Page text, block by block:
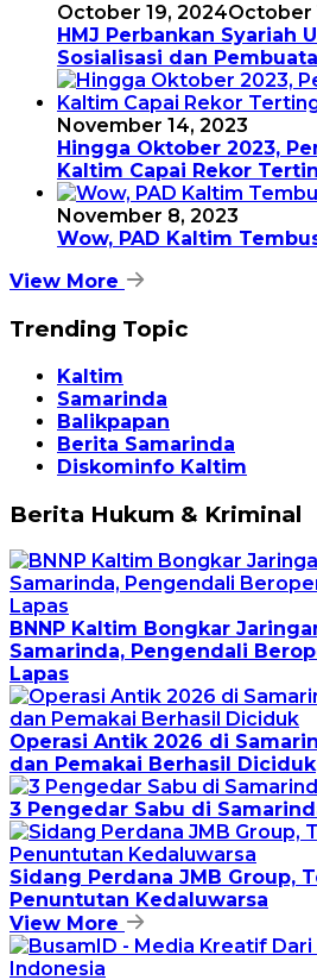
October 19, 2024October
HMJ Perbankan Syariah
Sosialisasi dan
November 14, 2023
Hingga Oktober 2023,
Kaltim Capai Rekor
November 8, 2023
Wow, PAD Kaltim
View More
Trending Topic
Kaltim
Samarinda
Balikpapan
Berita Samarinda
Diskominfo Kaltim
Berita Hukum & Kriminal
BNNP Kaltim Bongkar
Samarinda, Pengendali
Lapas
Operasi Antik 2026 di
dan Pemakai Berhasil Diciduk
3 Pengedar Sabu di
Sidang Perdana JMB Group,
Penuntutan Kedaluwarsa
View More